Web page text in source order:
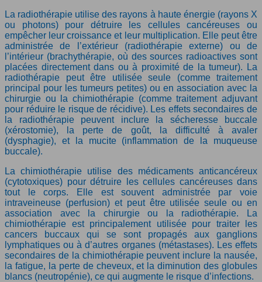
La radiothérapie utilise des rayons à haute énergie (rayons X
ou photons) pour détruire les cellules cancéreuses ou
empêcher leur croissance et leur multiplication. Elle peut être
administrée de l’extérieur (radiothérapie externe) ou de
l’intérieur (brachythérapie, où des sources radioactives sont
placées directement dans ou à proximité de la tumeur). La
radiothérapie peut être utilisée seule (comme traitement
principal pour les tumeurs petites) ou en association avec la
chirurgie ou la chimiothérapie (comme traitement adjuvant
pour réduire le risque de récidive). Les effets secondaires de
la radiothérapie peuvent inclure la sécheresse buccale
(xérostomie), la perte de goût, la difficulté à avaler
(dysphagie), et la mucite (inflammation de la muqueuse
buccale).
La chimiothérapie utilise des médicaments anticancéreux
(cytotoxiques) pour détruire les cellules cancéreuses dans
tout le corps. Elle est souvent administrée par voie
intraveineuse (perfusion) et peut être utilisée seule ou en
association avec la chirurgie ou la radiothérapie. La
chimiothérapie est principalement utilisée pour traiter les
cancers buccaux qui se sont propagés aux ganglions
lymphatiques ou à d’autres organes (métastases). Les effets
secondaires de la chimiothérapie peuvent inclure la nausée,
la fatigue, la perte de cheveux, et la diminution des globules
blancs (neutropénie), ce qui augmente le risque d’infections.